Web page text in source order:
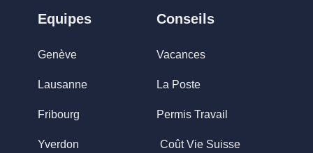
Equipes
Genève
Lausanne
Fribourg
Yverdon
Conseils
Vacances
La Poste
Permis Travail
Coût Vie Suisse